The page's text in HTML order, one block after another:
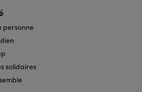
personne
solidaires